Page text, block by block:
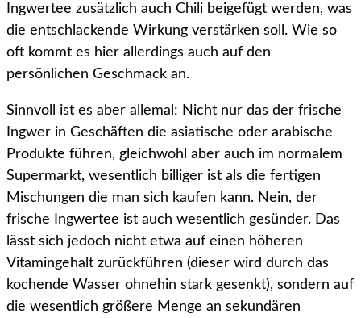
Ingwertee zusätzlich auch Chili beigefügt werden, was
die entschlackende Wirkung verstärken soll. Wie so
oft kommt es hier allerdings auch auf den
persönlichen Geschmack an.
Sinnvoll ist es aber allemal: Nicht nur das der frische
Ingwer in Geschäften die asiatische oder arabische
Produkte führen, gleichwohl aber auch im normalem
Supermarkt, wesentlich billiger ist als die fertigen
Mischungen die man sich kaufen kann. Nein, der
frische Ingwertee ist auch wesentlich gesünder. Das
lässt sich jedoch nicht etwa auf einen höheren
Vitamingehalt zurückführen (dieser wird durch das
kochende Wasser ohnehin stark gesenkt), sondern auf
die wesentlich größere Menge an sekundären